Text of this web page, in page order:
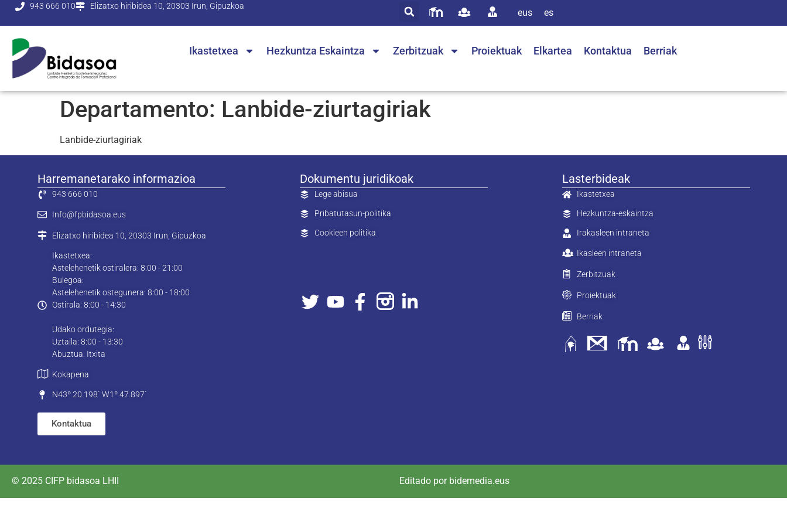
943 666 010 Elizatxo hiribidea 10, 20303 Irun, Gipuzkoa
eus es
Ikastetxea Hezkuntza Eskaintza Zerbitzuak Proiektuak Elkartea Kontaktua Berriak
Departamento: Lanbide-ziurtagiriak
Lanbide-ziurtagiriak
Harremanetarako informazioa
943 666 010
Info@fpbidasoa.eus
Elizatxo hiribidea 10, 20303 Irun, Gipuzkoa
Ikastetxea:
Astelehenetik ostiralera: 8:00 - 21:00
Bulegoa:
Astelehenetik ostegunera: 8:00 - 18:00
Ostirala: 8:00 - 14:30
Udako ordutegia:
Uztaila: 8:00 - 13:30
Abuztua: Itxita
Kokapena
N43º 20.198´ W1º 47.897´
Kontaktua
Dokumentu juridikoak
Lege abisua
Pribatutasun-politika
Cookieen politika
Lasterbideak
Ikastetxea
Hezkuntza-eskaintza
Irakasleen intraneta
Ikasleen intraneta
Zerbitzuak
Proiektuak
Berriak
© 2025 CIFP bidasoa LHII Editado por bidemedia.eus